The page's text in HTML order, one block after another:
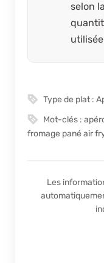
selon
Type de plat :
Mot-clés :
fromage pané air
Les informations nutritionnelles sont calculées